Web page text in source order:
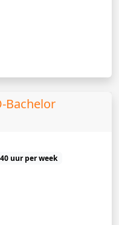
Bachelor
uur per week